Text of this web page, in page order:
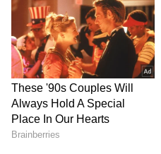
உளவுத்துறை
செல்லவுள்ளதாக
வெளியாகியுள்ளது.